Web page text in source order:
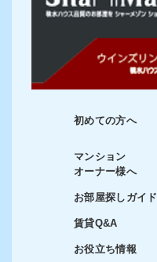
初めての方へ
マンション
オーナー様へ
お部屋探しガイド
賃貸Q&A
お役立ち情報